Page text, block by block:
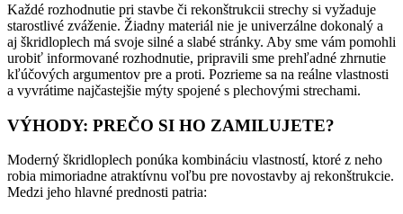
Každé rozhodnutie pri stavbe či rekonštrukcii strechy si vyžaduje
starostlivé zváženie. Žiadny materiál nie je univerzálne dokonalý a
aj škridloplech má svoje silné a slabé stránky. Aby sme vám pomohli
urobiť informované rozhodnutie, pripravili sme prehľadné zhrnutie
kľúčových argumentov pre a proti. Pozrieme sa na reálne vlastnosti
a vyvrátime najčastejšie mýty spojené s plechovými strechami.
VÝHODY: PREČO SI HO ZAMILUJETE?
Moderný škridloplech ponúka kombináciu vlastností, ktoré z neho
robia mimoriadne atraktívnu voľbu pre novostavby aj rekonštrukcie.
Medzi jeho hlavné prednosti patria: